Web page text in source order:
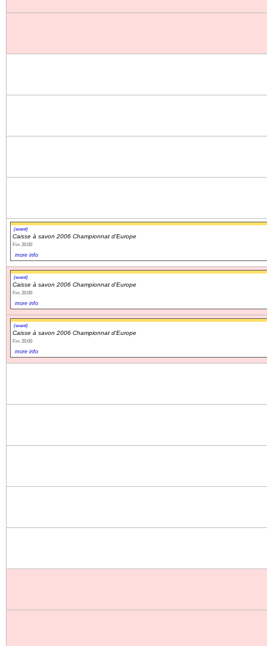
(event)
Caisse à savon 2006 Championnat d'Europe
Fin: 20:00
more info
(event)
Caisse à savon 2006 Championnat d'Europe
Fin: 20:00
more info
(event)
Caisse à savon 2006 Championnat d'Europe
Fin: 20:00
more info